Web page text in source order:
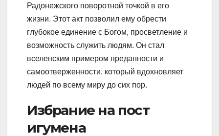
Радонежского поворотной точкой в его
жизни. Этот акт позволил ему обрести
глубокое единение с Богом, просветление и
возможность служить людям. Он стал
вселенским примером преданности и
самоотверженности, который вдохновляет
людей по всему миру до сих пор.
Избрание на пост
игумена